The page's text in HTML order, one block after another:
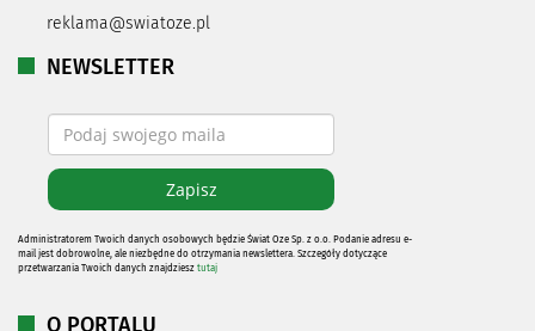
reklama@swiatoze.pl
NEWSLETTER
Administratorem Twoich danych osobowych będzie Świat Oze Sp. z o.o. Podanie adresu e-
mail jest dobrowolne, ale niezbędne do otrzymania newslettera. Szczegóły dotyczące
przetwarzania Twoich danych znajdziesz tutaj
O PORTALU